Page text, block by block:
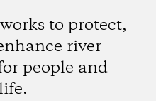
to protect,
river
people and